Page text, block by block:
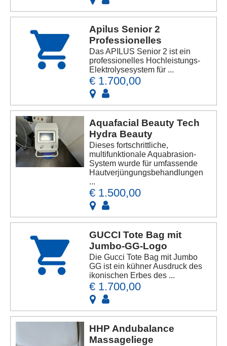
Apilus Senior 2
Professionelles
Das APILUS Senior 2 ist ein
professionelles Hochleistungs-
Elektrolysesystem für ...
€ 1.700,00
Aquafacial Beauty Tech
Hydra Beauty
Dieses fortschrittliche,
multifunktionale Aquabrasion-
System wurde für umfassende
Hautverjüngungsbehandlungen
...
€ 1.500,00
GUCCI Tote Bag mit
Jumbo-GG-Logo
Die Gucci Tote Bag mit Jumbo
GG ist ein kühner Ausdruck des
ikonischen Erbes des ...
€ 1.700,00
HHP Andubalance
Massageliege